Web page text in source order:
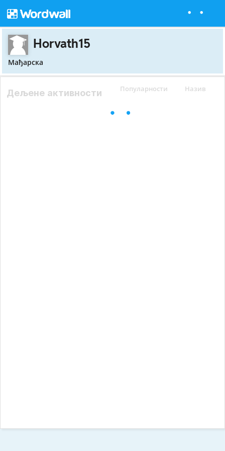
Horvath15
Мађарска
Популарности Назив
Дељене активности